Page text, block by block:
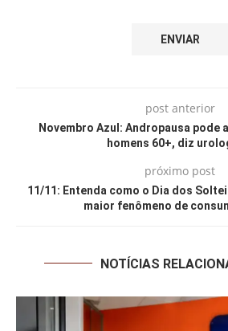
post anterior
Novembro Azul: Andropausa pode
homens 60+, diz
próximo post
11/11: Entenda como o Dia dos
maior fenômeno de
NOTÍCIAS